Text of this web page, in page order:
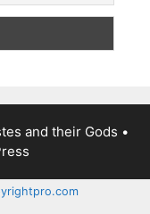
and their Gods •